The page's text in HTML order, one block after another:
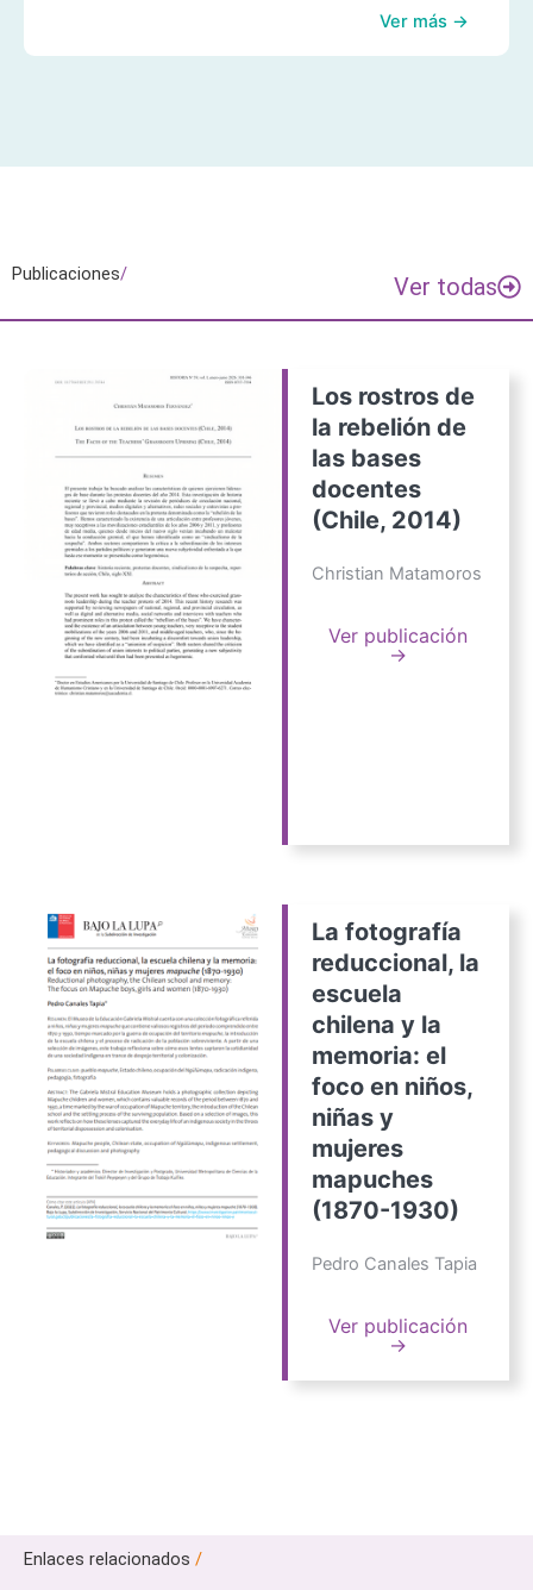
Ver más →
Publicaciones/ Ver todas
Los rostros de
la rebelión de
las bases
docentes
(Chile, 2014)
Christian Matamoros
Ver publicación
→
La fotografía
reduccional, la
escuela
chilena y la
memoria: el
foco en niños,
niñas y
mujeres
mapuches
(1870-1930)
Pedro Canales Tapia
Ver publicación
→
Enlaces relacionados /